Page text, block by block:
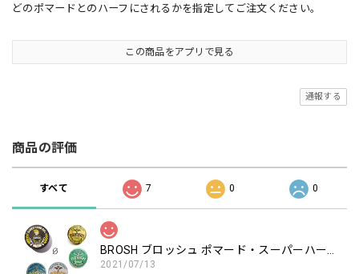
どのポマードとのハーフにされるかを指定してご注文ください。
この商品をアプリで見る
通報する
商品の評価
すべて 7 0 0
2021/07/13